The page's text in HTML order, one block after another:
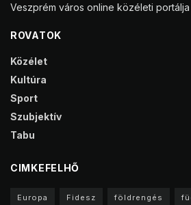
Veszprém város online közéleti portálja
ROVATOK
Közélet
Kultúra
Sport
Szubjektív
Tabu
CIMKEFELHŐ
Europa Fidesz földrengés